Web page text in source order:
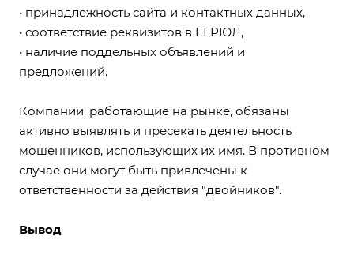
• принадлежность сайта и контактных данных,
• соответствие реквизитов в ЕГРЮЛ,
• наличие поддельных объявлений и
предложений.
Компании, работающие на рынке, обязаны
активно выявлять и пресекать деятельность
мошенников, использующих их имя. В противном
случае они могут быть привлечены к
ответственности за действия "двойников".
Вывод